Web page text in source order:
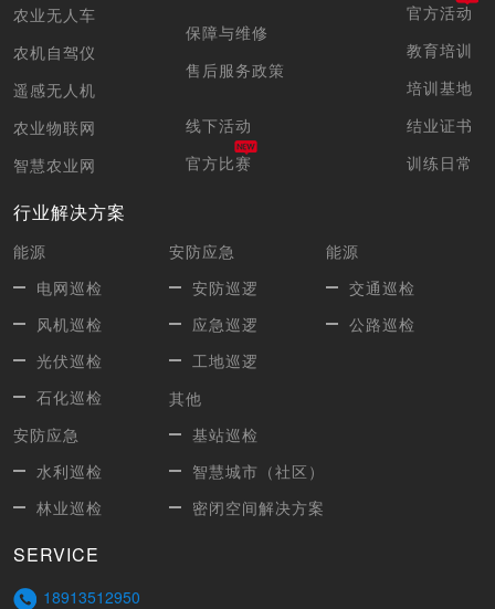
农业无人车
农机自驾仪
遥感无人机
农业物联网
智慧农业网
保障与维修
售后服务政策
线下活动
官方比赛
官方活动
教育培训
培训基地
结业证书
训练日常
行业解决方案
能源
电网巡检
风机巡检
光伏巡检
石化巡检
安防应急
水利巡检
林业巡检
安防应急
安防巡逻
应急巡逻
工地巡逻
其他
基站巡检
智慧城市（社区）
密闭空间解决方案
能源
交通巡检
公路巡检
SERVICE
18913512950